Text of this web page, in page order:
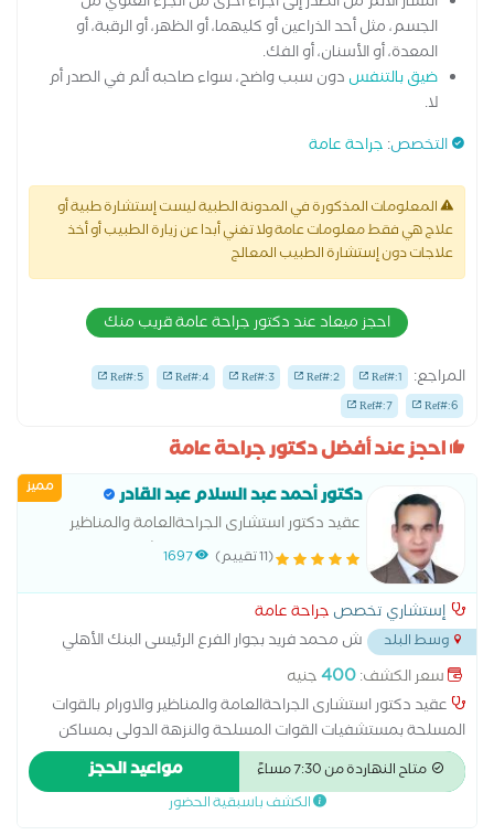
الجسم، مثل أحد الذراعين أو كليهما، أو الظهر، أو الرقبة، أو
المعدة، أو الأسنان، أو الفك.
ضيق بالتنفس دون سبب واضح، سواء صاحبه ألم في الصدر أم
لا.
التخصص: جراحة عامة
المعلومات المذكورة في المدونة الطبية ليست إستشارة طبية أو
علاج هي فقط معلومات عامة ولا تغني أبدا عن زيارة الطبيب أو أخذ
علاجات دون إستشارة الطبيب المعالج
احجز ميعاد عند دكتور جراحة عامة قريب منك
المراجع: Ref#:1
Ref#:2
Ref#:3
Ref#:4
Ref#:5
Ref#:6
Ref#:7
احجز عند أفضل دكتور جراحة عامة
مميز دكتور أحمد عبد السلام عبد القادر
عقيد دكتور استشارى الجراحةالعامة والمناظير
والاورام بالقوات المسلحة بمستشفيات القوات
والامل والصفا بالمهندسين
(11 تقييم) 1697
إستشاري تخصص جراحة عامة
وسط البلد
ش محمد فريد بجوار الفرع الرئيسى البنك الأهلي
سعر الكشف:400جنيه
عقيد دكتور استشارى الجراحةالعامة والمناظير والاورام بالقوات
المسلحة بمستشفيات القوات المسلحة والنزهة الدولى بمساكن
شيراتون والصفا بالمهندسين وحسبو الدولى بمدينة نصر والمروة
التخصصي والامل التخصصى بالمهندسين ومستشفى الميرغنى بمصر
الجديدة ، زميل كلية الجراحين الملكية جلاسجو إنجلترا ماجستير
متاح النهاردة من 7:30 مساءً مواعيد الحجز
الكشف باسبقية الحضور